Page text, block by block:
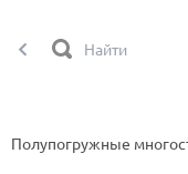
Полупогружные